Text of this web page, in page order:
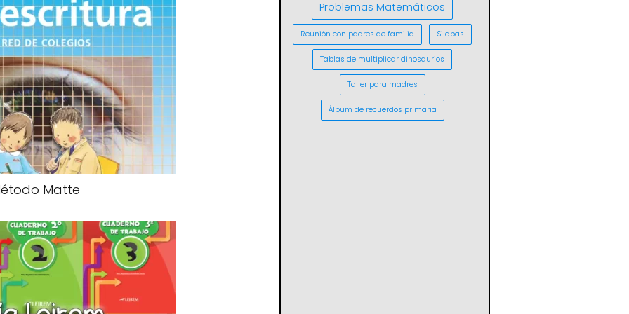
Matte
Problemas Matemáticos
Reunión con padres de familia Silabas
Tablas de multiplicar dinosaurios
Taller para madres
Álbum de recuerdos primaria